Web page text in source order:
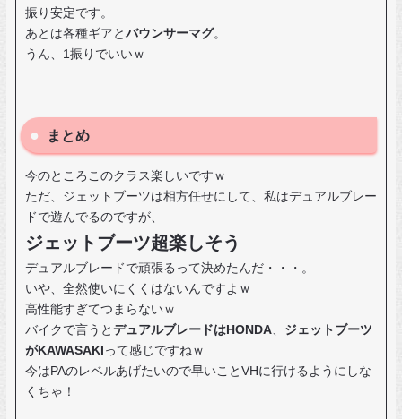
振り安定です。
あとは各種ギアと バウンサーマグ。
うん、1振りでいいｗ
まとめ
今のところこのクラス楽しいですｗ
ただ、ジェットブーツは相方任せにして、私はデュアルブレー
ドで遊んでるのですが、
ジェットブーツ超楽しそう
デュアルブレードで頑張るって決めたんだ・・・。
いや、全然使いにくくはないんですよｗ
高性能すぎてつまらないｗ
バイクで言うと デュアルブレードはHONDA
ジェットブーツ
がKAWASAKI って感じですねｗ
今はPAのレベルあげたいので早いことVHに行けるようにしな
くちゃ！